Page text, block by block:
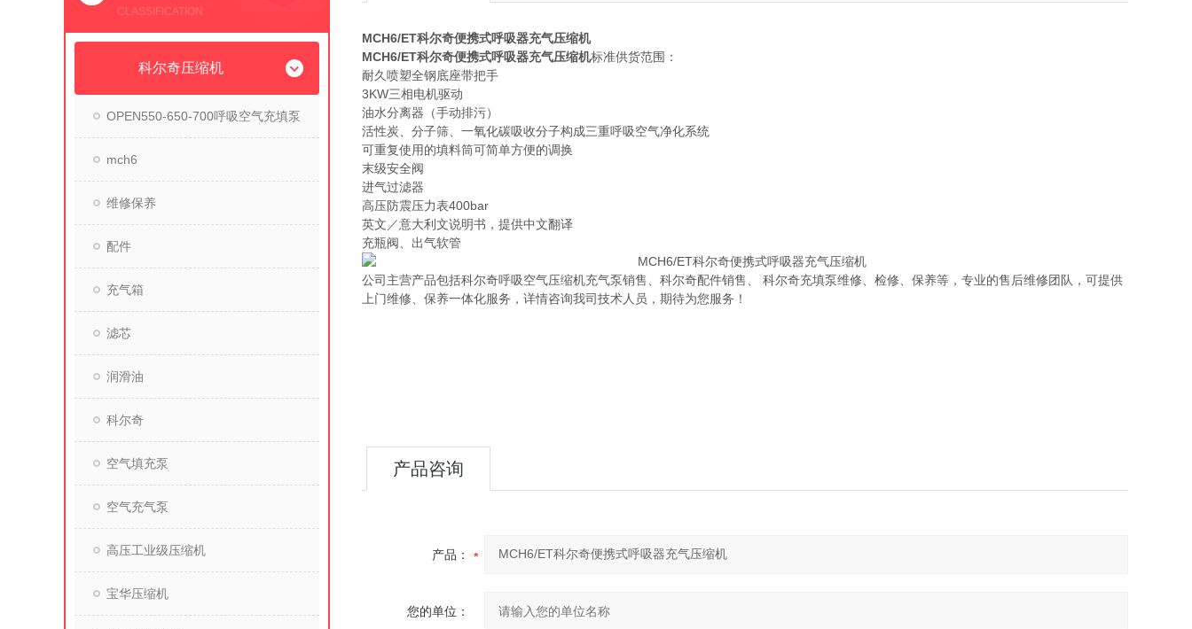
CLASSIFICATION
科尔奇压缩机
OPEN550-650-700呼吸空气充填泵
mch6
维修保养
配件
充气箱
滤芯
润滑油
科尔奇
空气填充泵
空气充气泵
高压工业级压缩机
宝华压缩机
MCH6/ET科尔奇便携式呼吸器充气压缩机
MCH6/ET科尔奇便携式呼吸器充气压缩机标准供货范围：
耐久喷塑全钢底座带把手
3KW三相电机驱动
油水分离器（手动排污）
活性炭、分子筛、一氧化碳吸收分子构成三重呼吸空气净化系统
可重复使用的填料筒可简单方便的调换
末级安全阀
进气过滤器
高压防震压力表400bar
英文／意大利文说明书，提供中文翻译
充瓶阀、出气软管
公司主营产品包括科尔奇呼吸空气压缩机充气泵销售、科尔奇配件销售、 科尔奇充填泵维修、检修、保养等，专业的售后维修团队，可提供
上门维修、保养一体化服务，详情咨询我司技术人员，期待为您服务！
产品咨询
产品：
您的单位：